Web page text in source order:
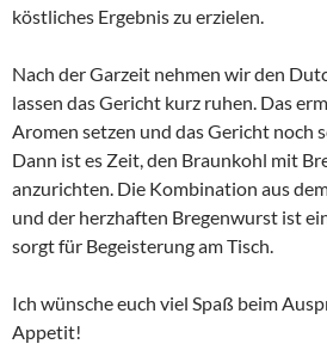
köstliches Ergebnis zu erzielen.
Nach der Garzeit nehmen wir den
lassen das Gericht kurz ruhen. Das
Aromen setzen und das Gericht noch
Dann ist es Zeit, den Braunkohl mit
anzurichten. Die Kombination aus
und der herzhaften Bregenwurst ist
sorgt für Begeisterung am Tisch.
Ich wünsche euch viel Spaß beim
Appetit!